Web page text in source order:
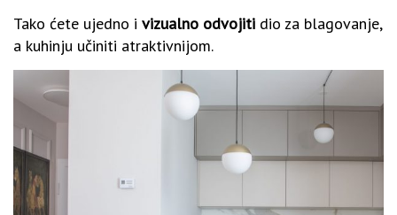
Tako ćete ujedno i vizualno odvojiti dio za blagovanje,
a kuhinju učiniti atraktivnijom.